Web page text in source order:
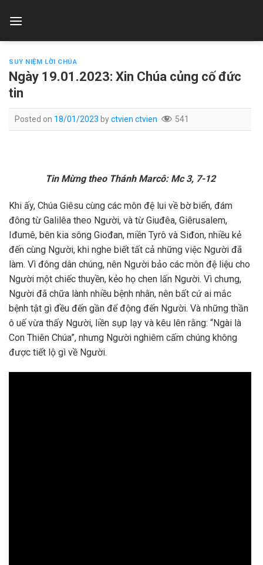
SUY NIỆM LỜI CHÚA
Ngày 19.01.2023: Xin Chúa củng cố đức
tin
Posted on 18/01/2023 byctvien ctvien 541
Tin Mừng theo Thánh Marcô: Mc 3, 7-12
Khi ấy, Chúa Giêsu cùng các môn đệ lui về bờ biển, đám
đông từ Galilêa theo Người, và từ Giuđêa, Giêrusalem,
Iđumê, bên kia sông Giođan, miền Tyrô và Siđon, nhiều kẻ
đến cùng Người, khi nghe biết tất cả những việc Người đã
làm. Vì đông dân chúng, nên Người bảo các môn đệ liệu cho
Người một chiếc thuyền, kẻo họ chen lấn Người. Vì chưng,
Người đã chữa lành nhiều bệnh nhân, nên bất cứ ai mắc
bệnh tật gì đều đến gần để động đến Người. Và những thần
ô uế vừa thấy Người, liền sụp lạy và kêu lên rằng: “Ngài là
Con Thiên Chúa”, nhưng Người nghiêm cấm chúng không
được tiết lộ gì về Người.